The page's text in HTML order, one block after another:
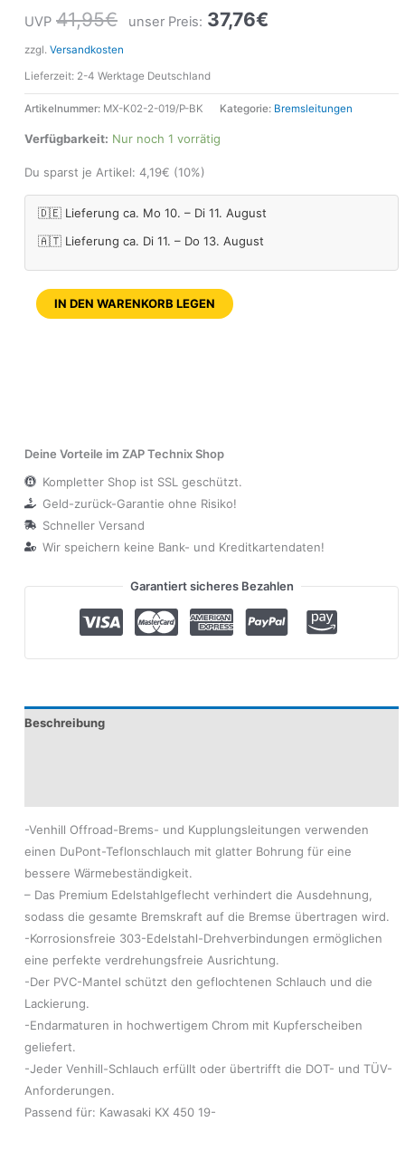
UVP 41,95€ unser Preis: 37,76€
zzgl. Versandkosten
Lieferzeit: 2-4 Werktage Deutschland
Artikelnummer: MX-K02-2-019/P-BK Kategorie: Bremsleitungen
Verfügbarkeit: Nur noch 1 vorrätig
Du sparst je Artikel: 4,19€ (10%)
🇩🇪 Lieferung ca. Mo 10. – Di 11. August
🇦🇹 Lieferung ca. Di 11. – Do 13. August
IN DEN WARENKORB LEGEN
Deine Vorteile im ZAP Technix Shop
Kompletter Shop ist SSL geschützt.
Geld-zurück-Garantie ohne Risiko!
Schneller Versand
Wir speichern keine Bank- und Kreditkartendaten!
Garantiert sicheres Bezahlen
Beschreibung
-Venhill Offroad-Brems- und Kupplungsleitungen verwenden
einen DuPont-Teflonschlauch mit glatter Bohrung für eine
bessere Wärmebeständigkeit.
– Das Premium Edelstahlgeflecht verhindert die Ausdehnung,
sodass die gesamte Bremskraft auf die Bremse übertragen wird.
-Korrosionsfreie 303-Edelstahl-Drehverbindungen ermöglichen
eine perfekte verdrehungsfreie Ausrichtung.
-Der PVC-Mantel schützt den geflochtenen Schlauch und die
Lackierung.
-Endarmaturen in hochwertigem Chrom mit Kupferscheiben
geliefert.
-Jeder Venhill-Schlauch erfüllt oder übertrifft die DOT- und TÜV-
Anforderungen.
Passend für: Kawasaki KX 450 19-